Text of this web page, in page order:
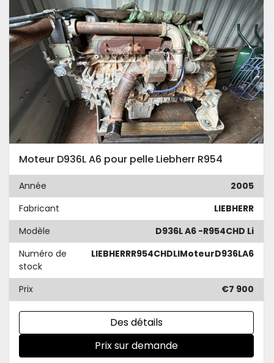
Moteur D936L A6 pour pelle Liebherr R954
Année
2005
Fabricant
LIEBHERR
Modèle
D936L A6 -R954CHD Li
Numéro de
stock
LIEBHERRR954CHDLIMoteurD936LA6
Prix €7 900
Des détails
Prix sur demande